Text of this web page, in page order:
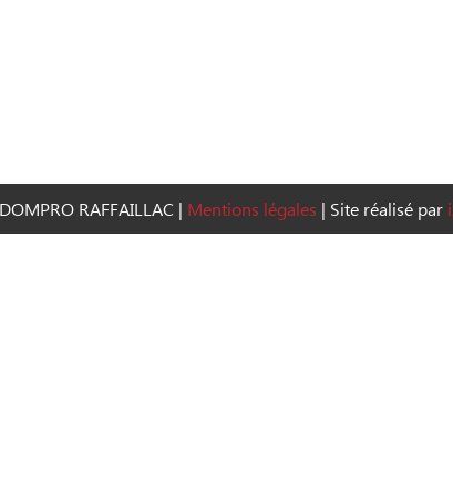
RAFFAILLAC | Mentions légales | Site réalisé par